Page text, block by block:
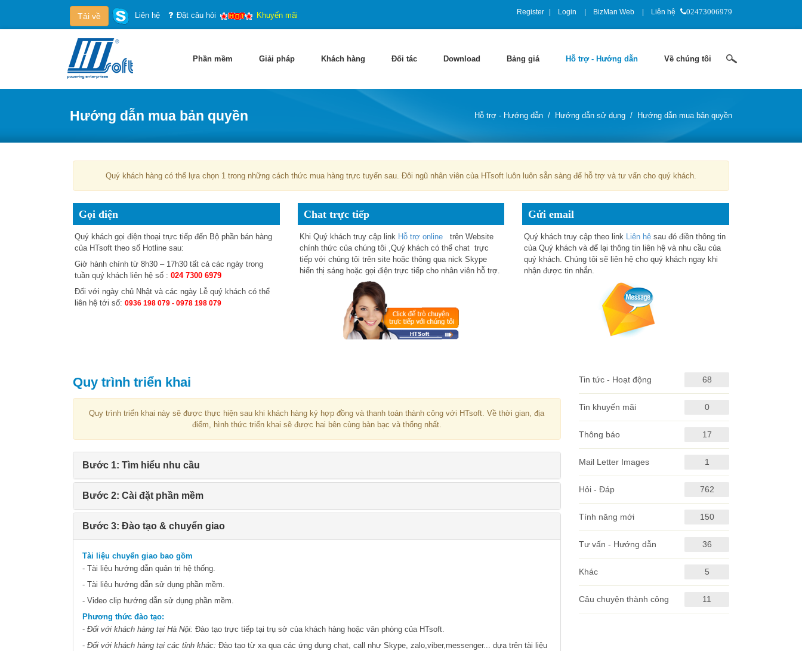
Register Login BizMan Web Liên hệ 02473006979
Tải về Liên hệ Đặt câu hỏi Khuyến mãi
Phần mềm Giải pháp Khách hàng Đối tác Download Bảng giá Hỗ trợ - Hướng dẫn Về chúng tôi
Hướng dẫn mua bản quyền Hỗ trợ - Hướng dẫn / Hướng dẫn sử dụng / Hướng dẫn mua bản quyền
Quý khách hàng có thể lựa chọn 1 trong những cách thức mua hàng trực tuyến sau. Đôi ngũ nhân viên của HTsoft luôn luôn sẵn sàng để hỗ trợ và tư vấn cho quý khách.
Gọi điện
Quý khách gọi điện thoại trực tiếp đến Bộ phần bán hàng
của HTsoft theo số Hotline sau:
Giờ hành chính từ 8h30 – 17h30 tất cả các ngày trong
tuần quý khách liên hệ số : 024 7300 6979
Đối với ngày chủ Nhật và các ngày Lễ quý khách có thể
liên hệ tới số: 0936 198 079 - 0978 198 079
Chat trực tiếp
Khi Quý khách truy cập link Hỗ trợ online
trên Website
chính thức của chúng tôi ,Quý khách có thể chat trực
tiếp với chúng tôi trên site hoặc thông qua nick Skype
hiển thị sáng hoặc gọi điện trực tiếp cho nhân viên hỗ trợ.
Gửi email
Quý khách truy cập theo link Liên hệ sau đó điền thông tin
của Quý khách và để lại thông tin liên hệ và nhu cầu của
quý khách. Chúng tôi sẽ liên hệ cho quý khách ngay khi
nhận được tin nhắn.
Quy trình triển khai
Quy trình triển khai này sẽ được thực hiện sau khi khách hàng ký hợp đồng và thanh toán thành công với HTsoft. Về thời gian, địa
điểm, hình thức triển khai sẽ được hai bên cùng bàn bạc và thống nhất.
Bước 1: Tìm hiểu nhu cầu
Bước 2: Cài đặt phần mềm
Bước 3: Đào tạo & chuyển giao
Tài liệu chuyển giao bao gồm
- Tài liệu hướng dẫn quản trị hệ thống.
- Tài liệu hướng dẫn sử dụng phần mềm.
- Video clip hướng dẫn sử dụng phần mềm.
Phương thức đào tạo:
- Đối với khách hàng tại Hà Nội: Đào tạo trực tiếp tại trụ sở của khách hàng hoặc văn phòng của HTsoft.
- Đối với khách hàng tại các tỉnh khác: Đào tạo từ xa qua các ứng dụng chat, call như Skype, zalo,viber,messenger... dựa trên tài liệu
Tin tức - Hoạt động 68
Tin khuyến mãi 0
Thông báo 17
Mail Letter Images 1
Hỏi - Đáp 762
Tính năng mới 150
Tư vấn - Hướng dẫn 36
Khác 5
Câu chuyện thành công 11